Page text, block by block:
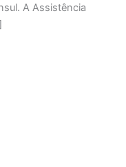
A Assistência